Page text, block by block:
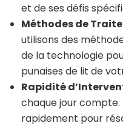
et de ses défis
Méthodes de
utilisons des
de la technologie
punaises de lit de
Rapidité
chaque jour
rapidement pour